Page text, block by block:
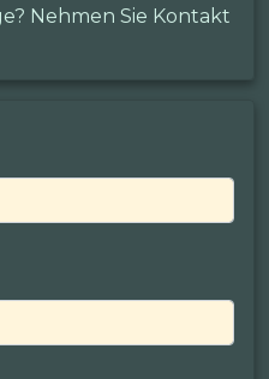
Nehmen Sie Kontakt